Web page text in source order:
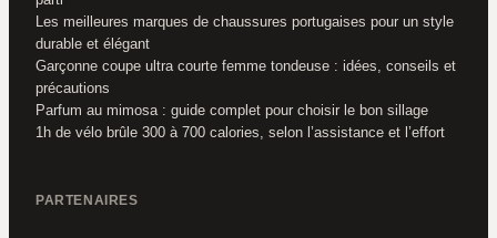
Les meilleures marques de chaussures portugaises pour un style
durable et élégant
Garçonne coupe ultra courte femme tondeuse : idées, conseils et
précautions
Parfum au mimosa : guide complet pour choisir le bon sillage
1h de vélo brûle 300 à 700 calories, selon l’assistance et l’effort
PARTENAIRES